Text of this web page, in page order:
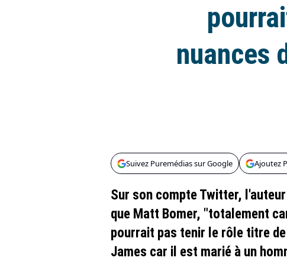
nuances
Suivez Puremédias sur Google Ajoutez
Sur son compte Twitter,
que Matt Bomer, "totalement
pourrait pas tenir le rôle titre
James car il est marié à un